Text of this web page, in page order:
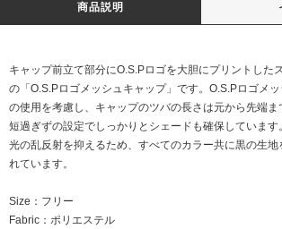
商品説明
キャップ前立て部分にO.S.Pロゴを大胆にプリントした
の「O.S.Pロゴメッシュキャップ」です。O.S.Pロゴメ
の使用を考慮し、キャップのツバの長さは元から先端
短過ぎずの設定でしっかりとシェードも確保していま
光の乱反射を抑えるため、すべてのカラー共に黒の生
れています。
Size：フリー
Fabric：ポリエステル